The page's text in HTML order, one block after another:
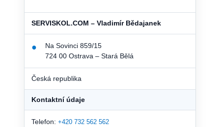
SERVISKOL.COM – Vladimír Bědajanek
●
Na Sovinci 859/15
724 00 Ostrava – Stará Bělá
Česká republika
Kontaktní údaje
Telefon: +420 732 562 562